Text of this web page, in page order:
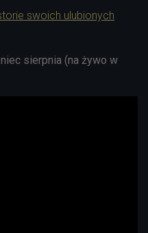
swoich ulubionych
sierpnia (na żywo w